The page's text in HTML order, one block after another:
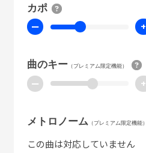
カポ
ー +
曲のキー（プレミアム限定機能）
ー +
メトロノーム （プレミアム限定機能）
この曲は対応していません